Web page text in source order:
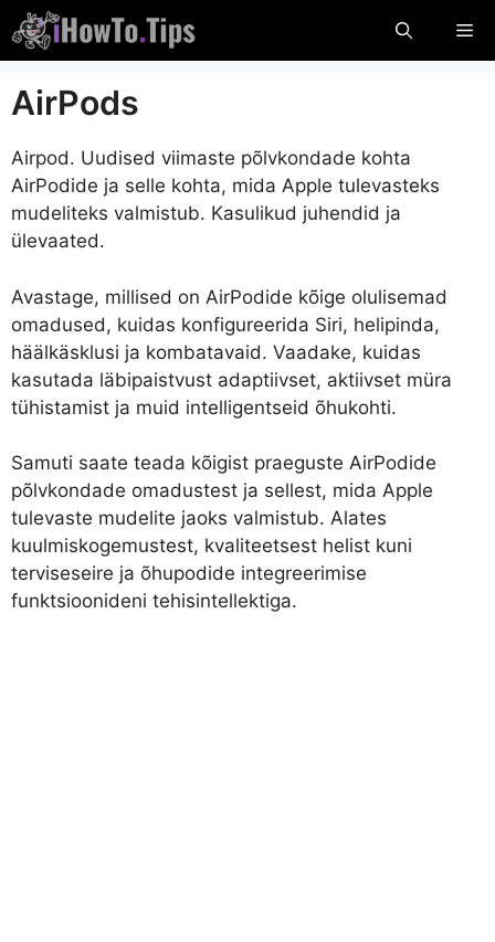
Ööbige
sisu
AirPods
Airpod. Uudised viimaste põlvkondade kohta
AirPodide ja selle kohta, mida Apple tulevasteks
mudeliteks valmistub. Kasulikud juhendid ja
ülevaated.
Avastage, millised on AirPodide kõige olulisemad
omadused, kuidas konfigureerida Siri, helipinda,
häälkäsklusi ja kombatavaid. Vaadake, kuidas
kasutada läbipaistvust adaptiivset, aktiivset müra
tühistamist ja muid intelligentseid õhukohti.
Samuti saate teada kõigist praeguste AirPodide
põlvkondade omadustest ja sellest, mida Apple
tulevaste mudelite jaoks valmistub. Alates
kuulmiskogemustest, kvaliteetsest helist kuni
terviseseire ja õhupodide integreerimise
funktsioonideni tehisintellektiga.